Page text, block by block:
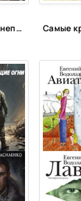
Серия «Абсолютно неправильные люди»